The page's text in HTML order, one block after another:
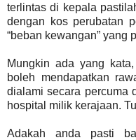
terlintas di kepala
dengan kos perubatan
“beban kewangan” yang
Mungkin ada yang
boleh mendapatkan
dialami secara percuma
hospital milik kerajaan.
Adakah anda pasti